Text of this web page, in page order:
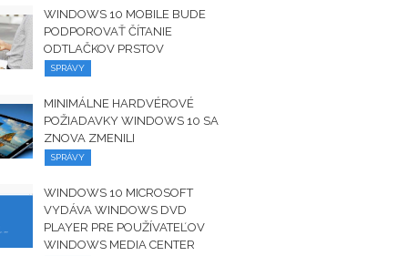
WINDOWS 10 MOBILE BUDE
PODPOROVAŤ ČÍTANIE
ODTLAČKOV PRSTOV
SPRÁVY
MINIMÁLNE HARDVÉROVÉ ​​
POŽIADAVKY WINDOWS 10 SA
ZNOVA ZMENILI
SPRÁVY
WINDOWS 10 MICROSOFT
VYDÁVA WINDOWS DVD
PLAYER PRE POUŽÍVATEĽOV
WINDOWS MEDIA CENTER